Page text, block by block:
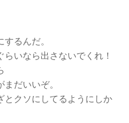
るんだ。
いなら出さないでくれ！
だいいぞ。
とクソにしてるようにしか